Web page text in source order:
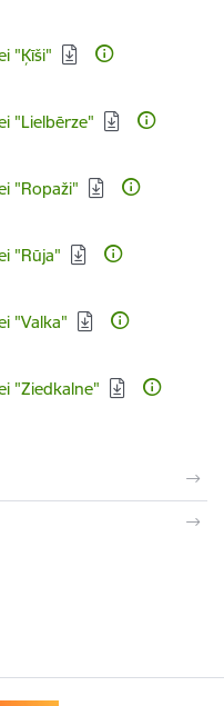
"Ķīši"
"Lielbērze"
"Ropaži"
"Rūja"
"Valka"
"Ziedkalne"